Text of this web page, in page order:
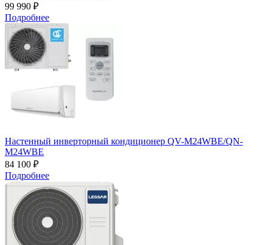
99 990 ₽
Подробнее
Настенный инверторный кондиционер QV-M24WBE/QN-
M24WBE
84 100 ₽
Подробнее